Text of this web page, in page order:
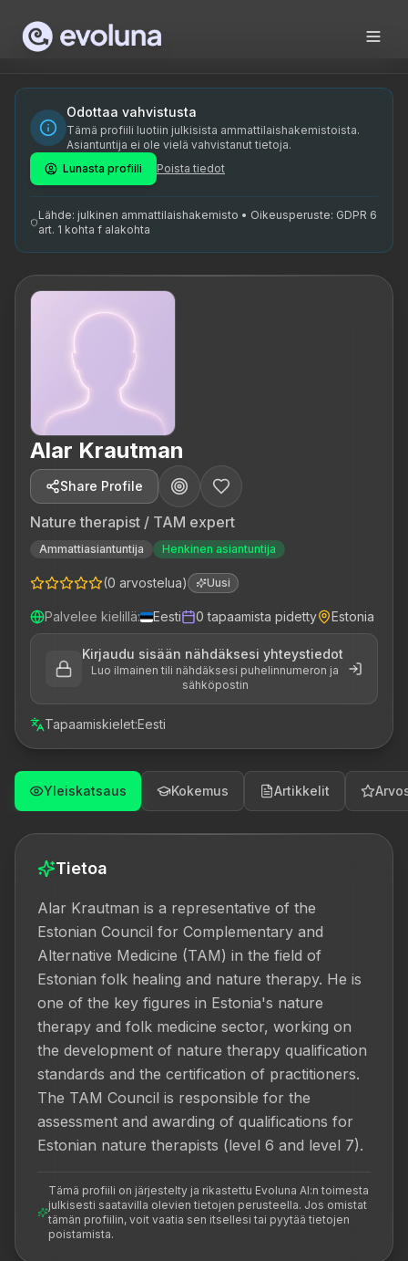
Alar Krautman is a recognized nature therapist and TAM
Alar Krautman on spetsialiseerunud loodusteraapiale ja
loodusterapeut, TAM ekspert, Eesti rahvapärane
Odottaa vahvistusta
Tämä profiili luotiin julkisista ammattilaishakemistoista.
Asiantuntija ei ole vielä vahvistanut tietoja.
Lunasta profiili
Poista tiedot
Lähde: julkinen ammattilaishakemisto • Oikeusperuste: GDPR 6
art. 1 kohta f alakohta
Alar Krautman
Share Profile
Nature therapist / TAM expert
Ammattiasiantuntija Henkinen asiantuntija
(0 arvostelua) Uusi
Palvelee kielillä: Eesti 0 tapaamista pidetty Estonia
Kirjaudu sisään nähdäksesi yhteystiedot
Luo ilmainen tili nähdäksesi puhelinnumeron ja
sähköpostin
Tapaamiskielet:Eesti
Yleiskatsaus Kokemus Artikkelit
Tietoa
Alar Krautman is a representative of the
Estonian Council for Complementary and
Alternative Medicine (TAM) in the field of
Estonian folk healing and nature therapy. He is
one of the key figures in Estonia's nature
therapy and folk medicine sector, working on
the development of nature therapy qualification
standards and the certification of practitioners.
The TAM Council is responsible for the
assessment and awarding of qualifications for
Estonian nature therapists (level 6 and level 7).
Tämä profiili on järjestelty ja rikastettu Evoluna AI:n toimesta
julkisesti saatavilla olevien tietojen perusteella. Jos omistat
tämän profiilin, voit vaatia sen itsellesi tai pyytää tietojen
poistamista.